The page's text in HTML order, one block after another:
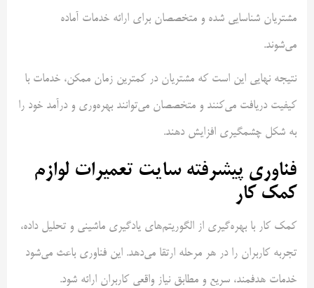
مشتریان شناسایی شده و متخصصان برای ارائه خدمات آماده
می‌شوند.
نتیجه نهایی این است که مشتریان در کمترین زمان ممکن، خدمات با
کیفیت دریافت می‌کنند و متخصصان می‌توانند بهره‌وری و درآمد خود را
به شکل چشمگیری افزایش دهند.
فناوری پیشرفته سایت تعمیرات لوازم
کمک کار
کمک‌ کار با بهره‌گیری از الگوریتم‌های یادگیری ماشینی و تحلیل داده،
تجربه کاربران را در هر مرحله ارتقا می‌دهد. این فناوری باعث می‌شود
خدمات هدفمند، سریع و مطابق نیاز واقعی کاربران ارائه شود.